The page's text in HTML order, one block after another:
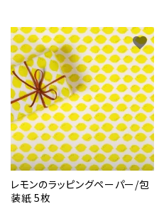
レモンのラッピングペーパー/包
装紙 5枚
favorite